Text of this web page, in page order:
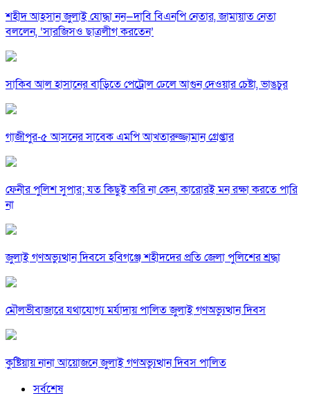
শহীদ আহসান জুলাই যোদ্ধা নন—দাবি বিএনপি নেতার, জামায়াত নেতা
বললেন, ‘সারজিসও ছাত্রলীগ করতেন’
সাকিব আল হাসানের বাড়িতে পেট্রোল ঢেলে আগুন দেওয়ার চেষ্টা, ভাঙচুর
গাজীপুর-৫ আসনের সাবেক এমপি আখতারুজ্জামান গ্রেপ্তার
ফেনীর পুলিশ সুপার; যত কিছুই করি না কেন, কারোরই মন রক্ষা করতে পারি
না
জুলাই গণঅভ্যুত্থান দিবসে হবিগঞ্জে শহীদদের প্রতি জেলা পুলিশের শ্রদ্ধা
মৌলভীবাজারে যথাযোগ্য মর্যাদায় পালিত জুলাই গণঅভ্যুত্থান দিবস
কুষ্টিয়ায় নানা আয়োজনে জুলাই গণঅভ্যুত্থান দিবস পালিত
সর্বশেষ